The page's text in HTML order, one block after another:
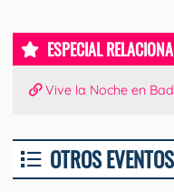
ESPECIAL
Vive la Noche en
OTROS